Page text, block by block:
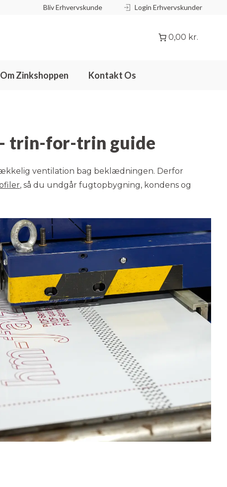
Bliv Erhvervskunde Login Erhvervskunder
0,00 kr.
Om Zinkshoppen Kontakt Os
trin-for-trin guide
ventilation bag beklædningen. Derfor
, så du undgår fugtopbygning, kondens og